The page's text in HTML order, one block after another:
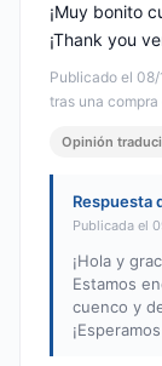
Publicado el
tras una
¡Muy bonito
¡Thank you
Opinión
Respuesta
Publicada el
¡Hola y
Estamos
cuenco y